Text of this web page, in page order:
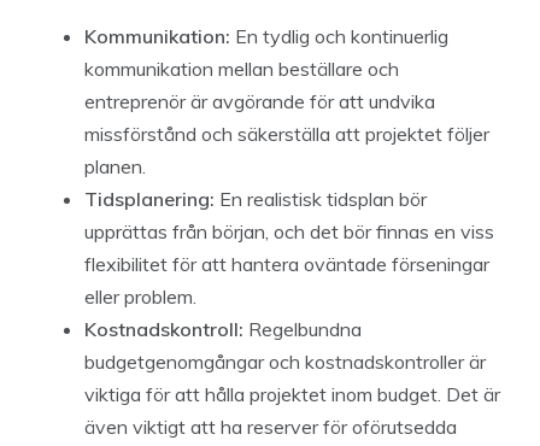
Kommunikation: En tydlig och kontinuerlig
kommunikation mellan beställare och
entreprenör är avgörande för att undvika
missförstånd och säkerställa att projektet följer
planen.
Tidsplanering: En realistisk tidsplan bör
upprättas från början, och det bör finnas en viss
flexibilitet för att hantera oväntade förseningar
eller problem.
Kostnadskontroll: Regelbundna
budgetgenomgångar och kostnadskontroller är
viktiga för att hålla projektet inom budget. Det är
även viktigt att ha reserver för oförutsedda